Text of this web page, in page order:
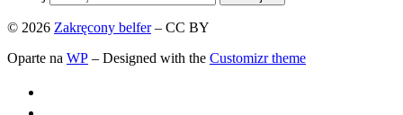
© 2026 Zakręcony belfer– CC BY
Oparte na WP – Designed with the Customizr theme